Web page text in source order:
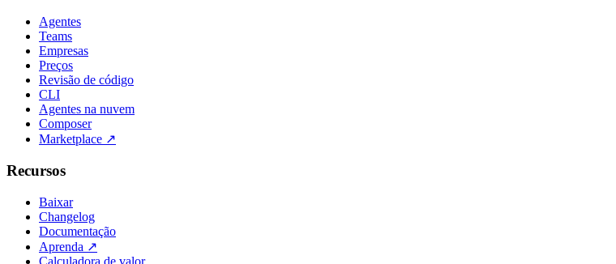
Agentes
Teams
Empresas
Preços
Revisão de código
CLI
Agentes na nuvem
Composer
Marketplace ↗
Recursos
Baixar
Changelog
Documentação
Aprenda ↗
Calculadora de valor